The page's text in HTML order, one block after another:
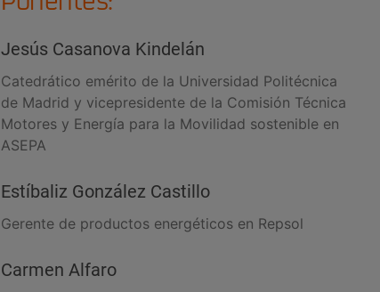
Jesús Casanova Kindelán
Catedrático emérito de la Universidad Politécnica
de Madrid y vicepresidente de la Comisión Técnica
Motores y Energía para la Movilidad sostenible en
ASEPA
Estíbaliz González Castillo
Gerente de productos energéticos en Repsol
Carmen Alfaro